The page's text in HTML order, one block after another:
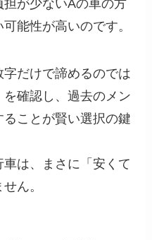
が少ないAの車の方
能性が高いのです。
だけで諦めるのでは
確認し、過去のメン
ことが賢い選択の鍵
は、まさに「安くて
ん。